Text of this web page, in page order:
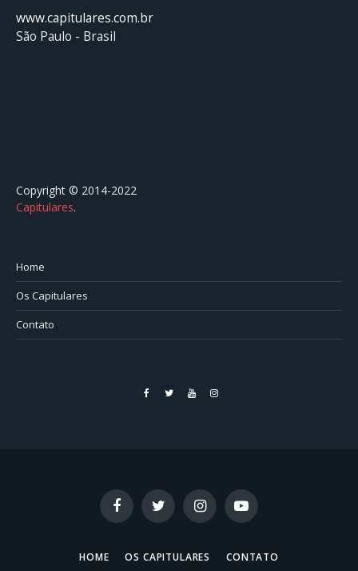
www.capitulares.com.br
São Paulo - Brasil
Copyright © 2014-2022
Capitulares.⠀⠀⠀⠀⠀⠀⠀⠀⠀⠀⠀⠀⠀⠀⠀⠀⠀⠀⠀⠀⠀⠀⠀⠀⠀⠀⠀
Home
Os Capitulares
Contato
FacebookTwitterYouTubeInstagram
FacebookTwitter InstagramYouTube
HOME OS CAPITULARES CONTATO